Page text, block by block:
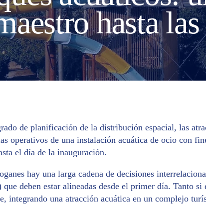
hasta
de planificación de la distribución espacial, las
operativos de una instalación acuática de ocio con
el día de la inauguración.
hay una larga cadena de decisiones
deben estar alineadas desde el primer día. Tanto si
integrando una atracción acuática en un complejo